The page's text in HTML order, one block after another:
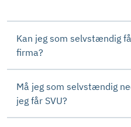
Kan jeg som selvstændig
firma?
Må jeg som selvstændig
jeg får SVU?